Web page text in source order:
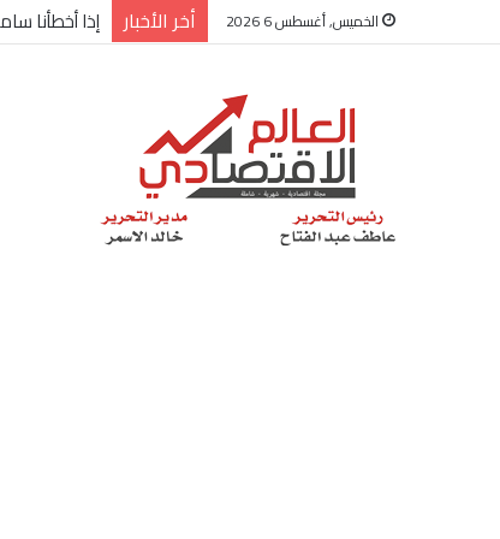
الخميس, أغسطس 6 2026 أخر الأخبار شركة “Scope Developments” تعلن تولي أحمد كمال عيسى منصب الرئيس التنفيذي للقطاع التجاري